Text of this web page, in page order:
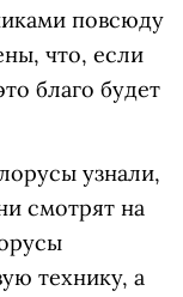
повсюду
что, если
благо будет
узнали,
смотрят на
технику, а